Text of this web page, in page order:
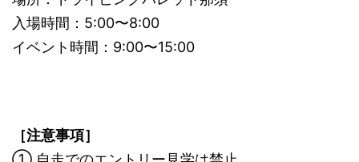
入場時間：5:00〜8:00
イベント時間：9:00〜15:00
［注意事項］